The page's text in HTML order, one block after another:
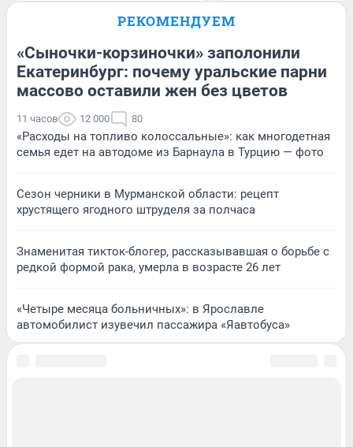
РЕКОМЕНДУЕМ
«Сыночки-корзиночки» заполонили
Екатеринбург: почему уральские парни
массово оставили жен без цветов
11 часов 12 000 80
«Расходы на топливо колоссальные»: как многодетная
семья едет на автодоме из Барнаула в Турцию — фото
Сезон черники в Мурманской области: рецепт
хрустящего ягодного штруделя за полчаса
Знаменитая тикток-блогер, рассказывавшая о борьбе с
редкой формой рака, умерла в возрасте 26 лет
«Четыре месяца больничных»: в Ярославле
автомобилист изувечил пассажира «Яавтобуса»